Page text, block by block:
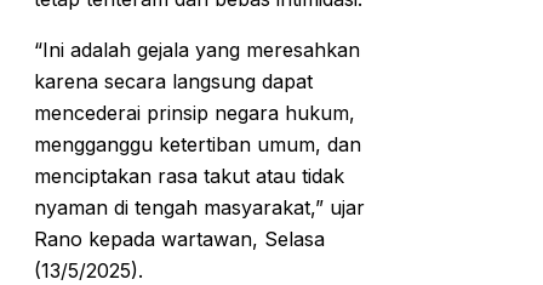
“Ini adalah gejala yang meresahkan
karena secara langsung dapat
mencederai prinsip negara hukum,
mengganggu ketertiban umum, dan
menciptakan rasa takut atau tidak
nyaman di tengah masyarakat,” ujar
Rano kepada wartawan, Selasa
(13/5/2025).